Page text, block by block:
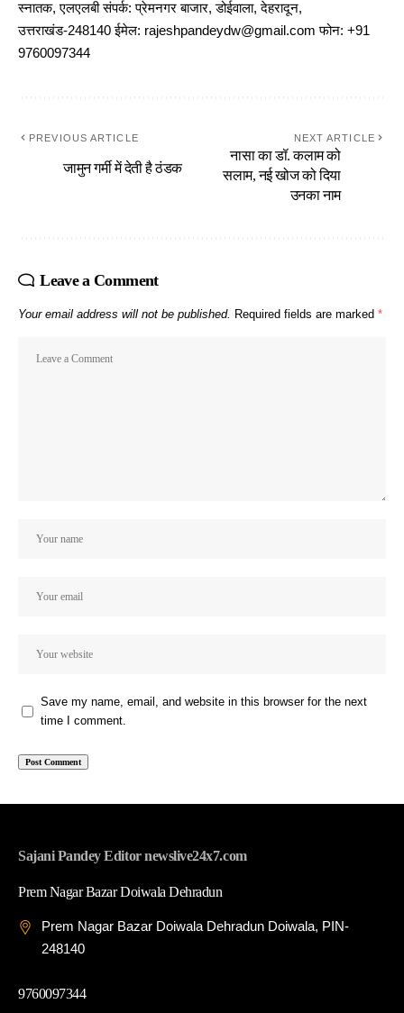
स्नातक, एलएलबी संपर्क: प्रेमनगर बाजार, डोईवाला, देहरादून,
उत्तराखंड-248140 ईमेल: rajeshpandeydw@gmail.com फोन: +91
9760097344
PREVIOUS ARTICLE
जामुन गर्मी में देती है ठंडक
NEXT ARTICLE
नासा का डॉ. कलाम को
सलाम, नई खोज को दिया
उनका नाम
Leave a Comment
Your email address will not be published. Required fields are marked *
Save my name, email, and website in this browser for the next
time I comment.
Sajani Pandey Editor newslive24x7.com
Prem Nagar Bazar Doiwala Dehradun
Prem Nagar Bazar Doiwala Dehradun Doiwala, PIN-
248140
9760097344